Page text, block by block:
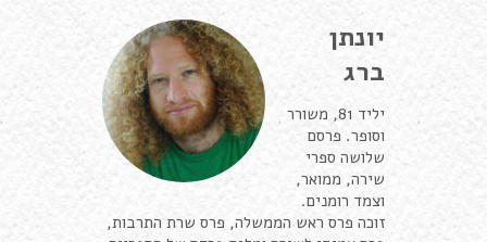
יונתן
ברג
יליד 81, משורר
וסופר. פרסם
שלושה ספרי
שירה, ממואר,
וצמד רומנים.
זוכה פרס ראש הממשלה, פרס שרת התרבות,